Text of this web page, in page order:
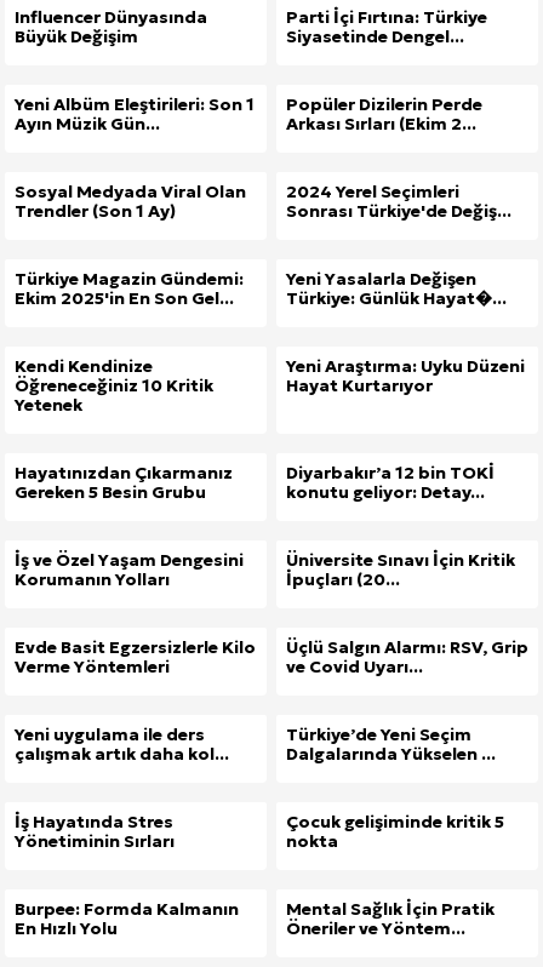
Influencer Dünyasında
Büyük Değişim
Parti İçi Fırtına: Türkiye
Siyasetinde Dengel...
Yeni Albüm Eleştirileri: Son 1
Ayın Müzik Gün...
Popüler Dizilerin Perde
Arkası Sırları (Ekim 2...
Sosyal Medyada Viral Olan
Trendler (Son 1 Ay)
2024 Yerel Seçimleri
Sonrası Türkiye'de Değiş...
Türkiye Magazin Gündemi:
Ekim 2025'in En Son Gel...
Yeni Yasalarla Değişen
Türkiye: Günlük Hayat�...
Kendi Kendinize
Öğreneceğiniz 10 Kritik
Yetenek
Yeni Araştırma: Uyku Düzeni
Hayat Kurtarıyor
Hayatınızdan Çıkarmanız
Gereken 5 Besin Grubu
Diyarbakır’a 12 bin TOKİ
konutu geliyor: Detay...
İş ve Özel Yaşam Dengesini
Korumanın Yolları
Üniversite Sınavı İçin Kritik
İpuçları (20...
Evde Basit Egzersizlerle Kilo
Verme Yöntemleri
Üçlü Salgın Alarmı: RSV, Grip
ve Covid Uyarı...
Yeni uygulama ile ders
çalışmak artık daha kol...
Türkiye’de Yeni Seçim
Dalgalarında Yükselen ...
İş Hayatında Stres
Yönetiminin Sırları
Çocuk gelişiminde kritik 5
nokta
Burpee: Formda Kalmanın
En Hızlı Yolu
Mental Sağlık İçin Pratik
Öneriler ve Yöntem...